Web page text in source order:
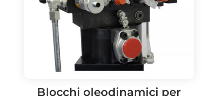
Blocchi oleodinamici per